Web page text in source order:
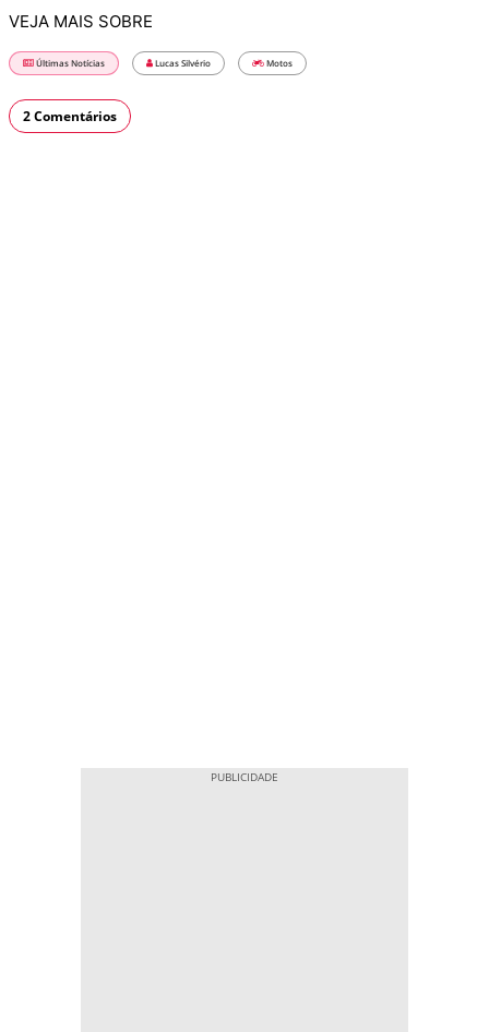
VEJA MAIS SOBRE
Últimas Notícias Lucas Silvério Motos
2 Comentários